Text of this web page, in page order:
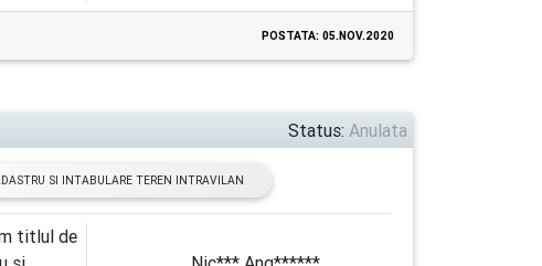
POSTATA: 05.NOV.2020
Status: Anulata
SI INTABULARE TEREN INTRAVILAN
titlul de